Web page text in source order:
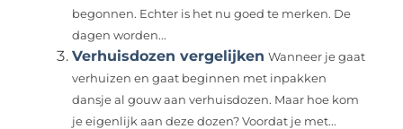
begonnen. Echter is het nu goed te merken. De
dagen worden...
Verhuisdozen vergelijken Wanneer je gaat
verhuizen en gaat beginnen met inpakken
dansje al gouw aan verhuisdozen. Maar hoe kom
je eigenlijk aan deze dozen? Voordat je met...